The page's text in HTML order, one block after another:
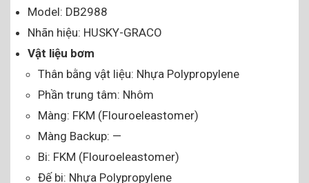
Model: DB2988
Nhãn hiệu: HUSKY-GRACO
Vật liệu bơm
Thân bằng vật liệu: Nhựa Polypropylene
Phần trung tâm: Nhôm
Màng: FKM (Flouroeleastomer)
Màng Backup: —
Bi: FKM (Flouroeleastomer)
Đế bi: Nhựa Polypropylene